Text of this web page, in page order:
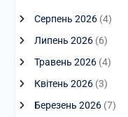
Серпень 2026(4)
Липень 2026(6)
Травень 2026(4)
Квітень 2026(3)
Березень 2026(7)